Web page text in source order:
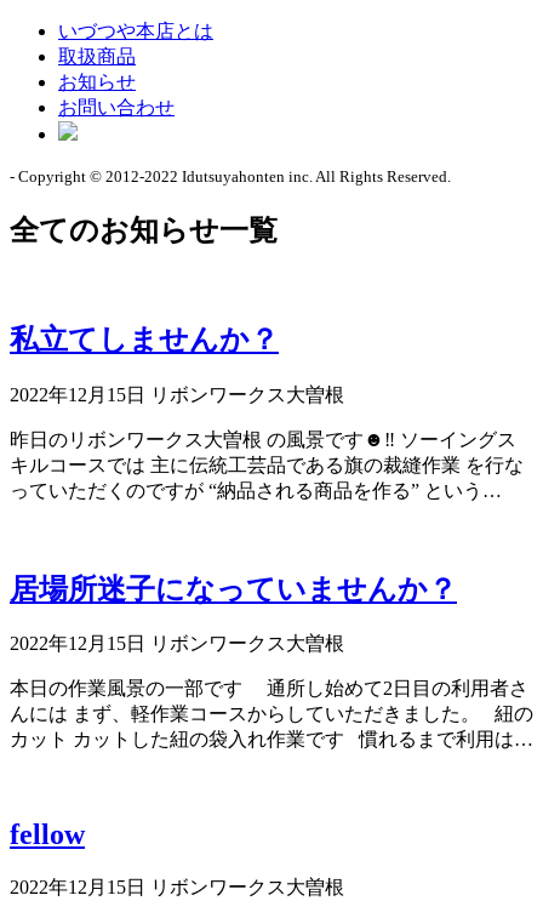
いづつや本店とは
取扱商品
お知らせ
お問い合わせ
- Copyright © 2012-2022 Idutsuyahonten inc. All Rights Reserved.
全てのお知らせ一覧
私立てしませんか？
2022年12月15日 リボンワークス大曽根
昨日のリボンワークス大曽根 の風景です☻‼ ソーイングス
キルコースでは 主に伝統工芸品である旗の裁縫作業 を行な
っていただくのですが “納品される商品を作る” という…
居場所迷子になっていませんか？
2022年12月15日 リボンワークス大曽根
本日の作業風景の一部です 通所し始めて2日目の利用者さ
んには まず、軽作業コースからしていただきました。 紐の
カット カットした紐の袋入れ作業です 慣れるまで利用は…
fellow
2022年12月15日 リボンワークス大曽根